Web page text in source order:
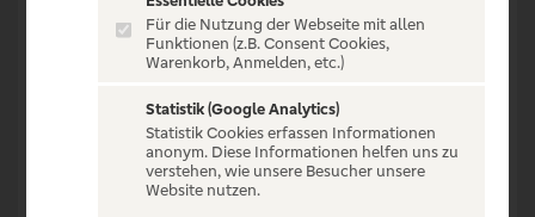
VERANSTALTUNG NICHT
GEFUNDEN
Für die Nutzung der Webseite mit allen
Funktionen (z.B. Consent Cookies,
Warenkorb, Anmelden, etc.)
Statistik (Google Analytics)
Statistik Cookies erfassen Informationen
anonym. Diese Informationen helfen uns zu
verstehen, wie unsere Besucher unsere
Website nutzen.